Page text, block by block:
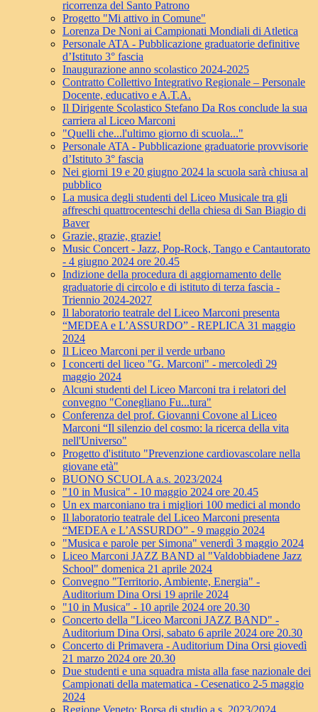
ricorrenza del Santo Patrono
Progetto "Mi attivo in Comune"
Lorenza De Noni ai Campionati Mondiali di Atletica
Personale ATA - Pubblicazione graduatorie definitive
d’Istituto 3° fascia
Inaugurazione anno scolastico 2024-2025
Contratto Collettivo Integrativo Regionale – Personale
Docente, educativo e A.T.A.
Il Dirigente Scolastico Stefano Da Ros conclude la sua
carriera al Liceo Marconi
"Quelli che...l'ultimo giorno di scuola..."
Personale ATA - Pubblicazione graduatorie provvisorie
d’Istituto 3° fascia
Nei giorni 19 e 20 giugno 2024 la scuola sarà chiusa al
pubblico
La musica degli studenti del Liceo Musicale tra gli
affreschi quattrocenteschi della chiesa di San Biagio di
Baver
Grazie, grazie, grazie!
Music Concert - Jazz, Pop-Rock, Tango e Cantautorato
- 4 giugno 2024 ore 20.45
Indizione della procedura di aggiornamento delle
graduatorie di circolo e di istituto di terza fascia -
Triennio 2024-2027
Il laboratorio teatrale del Liceo Marconi presenta
“MEDEA e L’ASSURDO” - REPLICA 31 maggio
2024
Il Liceo Marconi per il verde urbano
I concerti del liceo "G. Marconi" - mercoledì 29
maggio 2024
Alcuni studenti del Liceo Marconi tra i relatori del
convegno "Conegliano Fu...tura"
Conferenza del prof. Giovanni Covone al Liceo
Marconi “Il silenzio del cosmo: la ricerca della vita
nell'Universo"
Progetto d'istituto "Prevenzione cardiovascolare nella
giovane età"
BUONO SCUOLA a.s. 2023/2024
"10 in Musica" - 10 maggio 2024 ore 20.45
Un ex marconiano tra i migliori 100 medici al mondo
Il laboratorio teatrale del Liceo Marconi presenta
“MEDEA e L’ASSURDO” - 9 maggio 2024
"Musica e parole per Simona" venerdì 3 maggio 2024
Liceo Marconi JAZZ BAND al "Valdobbiadene Jazz
School" domenica 21 aprile 2024
Convegno "Territorio, Ambiente, Energia" -
Auditorium Dina Orsi 19 aprile 2024
"10 in Musica" - 10 aprile 2024 ore 20.30
Concerto della "Liceo Marconi JAZZ BAND" -
Auditorium Dina Orsi, sabato 6 aprile 2024 ore 20.30
Concerto di Primavera - Auditorium Dina Orsi giovedì
21 marzo 2024 ore 20.30
Due studenti e una squadra mista alla fase nazionale dei
Campionati della matematica - Cesenatico 2-5 maggio
2024